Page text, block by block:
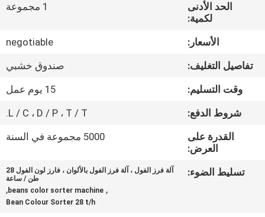
مراقبة
الجودة
اتصل
أخبار
الحد الأدنى
لكمية:
1 مجموعة
الأسعار:
negotiable
تفاصيل التغليف:
صندوق خشبي
وقت التسليم:
15 يوم عمل
شروط الدفع:
L / C ، D / P ، T / T.
القدرة على
العرض:
5000 مجموعة في السنة
تسليط الضوء:
آلة فرز الفول ، آلة فرز الفول بالألوان ، فارز لون الفول 28
طن / ساعة
,
beans color sorter machine
,
Bean Colour Sorter 28 t/h